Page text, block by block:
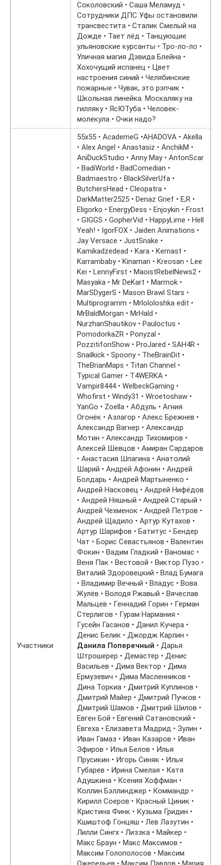
Соколовский • Саша Меламуд •
Сотрудники ДПС Уфы остановили
трансвестита • Сталик Смелый на
Дожде • Тает лёд • Танцующие
ульяновские курсанты • Тро-ло-ло •
Уличная магия Дэвида Блейна •
Хохочущий испанец • Цвет
настроения синий • Челябинские
пожарные • Чувак, это рэпчик •
Школьная линейка. Москаляку на
гилляку • ЯсЮТуба • Человек-
молекула • Очки надо?
Участники
55х55 • AcademeG •AHADOVA • Akella
• Alex Angel • Anastasiz • AnchikM •
AniDuckStudio • Anny May • AntonScar
• BadiWorld • BadComedian •
Badmaestro • BlackSilverUfa •
ButchersHead • Cleopatra •
DarkMatter2525 • Denaz Grief • E;R •
Eligorko • EnergyDess • Enjoykin • Frost
• GIGGS • GopherVid • HappyLime • Hell
Yeah! • IgorFOX • Jaiden Animations •
Jay Versace • JustSnake •
Kamikadzedead • Kara • Kernast •
Karrambaby • Kinaman • Kreosan • Lee
Kei • LennyFirst • MaoistRebelNews2 •
Masyaka • Mr DeKart • Marmok •
MarSDygerS • Mason Brawl Stars •
Multiprogramm • Mrlololoshka edit •
MrBaldMorgan • MrHald •
NurzhanShautikov • Pauloctus •
PomodorkaZR • Ponyzal •
PozzitifonShow • ProJared • SAH4R •
Snailkick • Spoony • TheBrainDit •
TheBrianMaps • Titan Channel •
Typical Gamer • T4WERKA •
Vampir8444 • WelbeckGaming •
Whofirst • Windy31 • Wroetoshaw •
YanGo • Zoella • Абдуль • Агния
Огонёк • Азлагор • Алекс Брежнев •
Александр Вагнер • Александр
Мотин • Александр Тихомиров •
Алексей Шевцов • Амиран Сардаров
• Анастасия Шпагина • Анатолий
Шарий • Андрей Афонин • Андрей
Болдарь • Андрей Мартыненко •
Андрей Насковец • Андрей Нифёдов
• Андрей Няшный • Андрей Старый •
Андрей Чехменок • Андрей Петров •
Андрей Щадило • Артур Кутахов •
Артур Шарифов • Батитус • Бендер
Чат • Борис Севастьянов • Валентин
Фокин • Вадим Гладкий • Ваномас •
Веня Пак • Вестовой • Виктор Пузо •
Виталий Здоровецкий • Влад Бумага
• Владимир Вечный • Владус • Вова
Жулёв • Володя Ржавый • Вячеслав
Мальцев • Геннадий Горин • Герман
Стерлигов • Гурам Нармания •
Гусейн Гасанов • Данил Кучера •
Денис Белик • Джордж Карлин •
Данила Поперечный • Дарья
Штрошерер • Демастер • Денис
Васильев • Дима Вектор • Дима
Ермузевич • Дима Масленников •
Дина Торкиа • Дмитрий Куплинов •
Дмитрий Майер • Дмитрий Пучков •
Дмитрий Шамов • Дмитрий Шилов •
Евген Бой • Евгений Сатановский •
Евгеха • Елизавета Мадрид • Зулин •
Иван Гамаз • Иван Казаров • Иван
Эфиров • Илья Белов • Илья
Прусикин • Игорь Синяк • Илья
Губарев • Ирина Смелая • Катя
Адушкина • Ксения Хоффман •
Коллин Бэллинджер • Коммандр •
Кирилл Соеров • Красный Циник •
Кристина Финк • Кузьма Гридин •
Кшиштоф Гонцяш • Лев Лазутин •
Лилли Сингх • Лиззка • Майкер •
Макс Браун • Макс Максимов •
Максим Голополосов • Максим